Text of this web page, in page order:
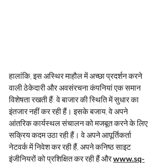
हालांकि, इस अस्थिर माहौल में अच्छा प्रदर्शन करने
वाली ठेकेदारी और अवसंरचना कंपनियां एक समान
विशेषता रखती हैं: वे बाजार की स्थिति में सुधार का
इंतजार नहीं कर रही हैं। इसके बजाय, वे अपने
आंतरिक कार्यस्थल संचालन को मजबूत करने के लिए
सक्रिय कदम उठा रही हैं। वे अपने आपूर्तिकर्ता
नेटवर्क में निवेश कर रही हैं, अपने कनिष्ठ साइट
इंजीनियरों को प्रशिक्षित कर रही हैं औरwww.sq-